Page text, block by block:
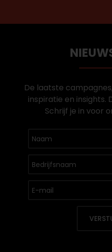
De laatste
inspiratie en insights.
Schrijf je in voor